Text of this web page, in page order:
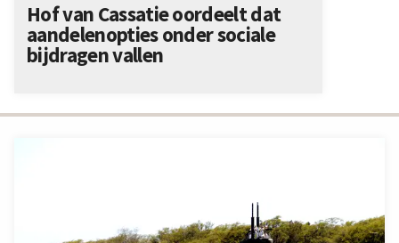
Hof van Cassatie oordeelt dat
aandelenopties onder sociale
bijdragen vallen